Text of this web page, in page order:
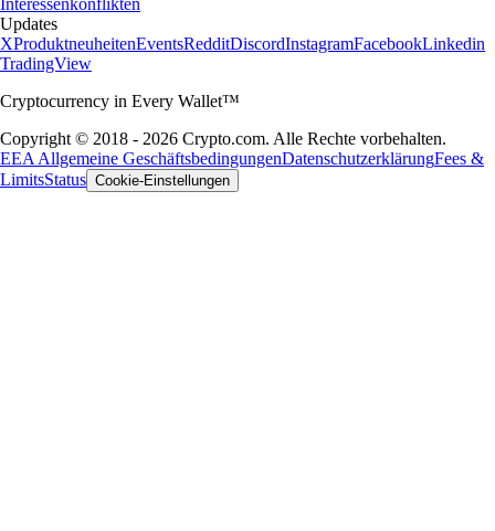
Updates
XProduktneuheitenEventsRedditDiscordInstagramFacebookLinkedin
TradingView
Cryptocurrency in Every Wallet™
Copyright © 2018 - 2026 Crypto.com. Alle Rechte vorbehalten.
EEA Allgemeine GeschäftsbedingungenDatenschutzerklärungFees &
LimitsStatus Cookie-Einstellungen